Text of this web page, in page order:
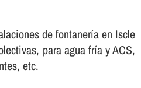
de fontanerí­a en Iscle
para agua frí­a y ACS,
etc.